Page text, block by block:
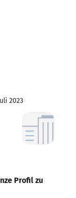
2023
Profil zu